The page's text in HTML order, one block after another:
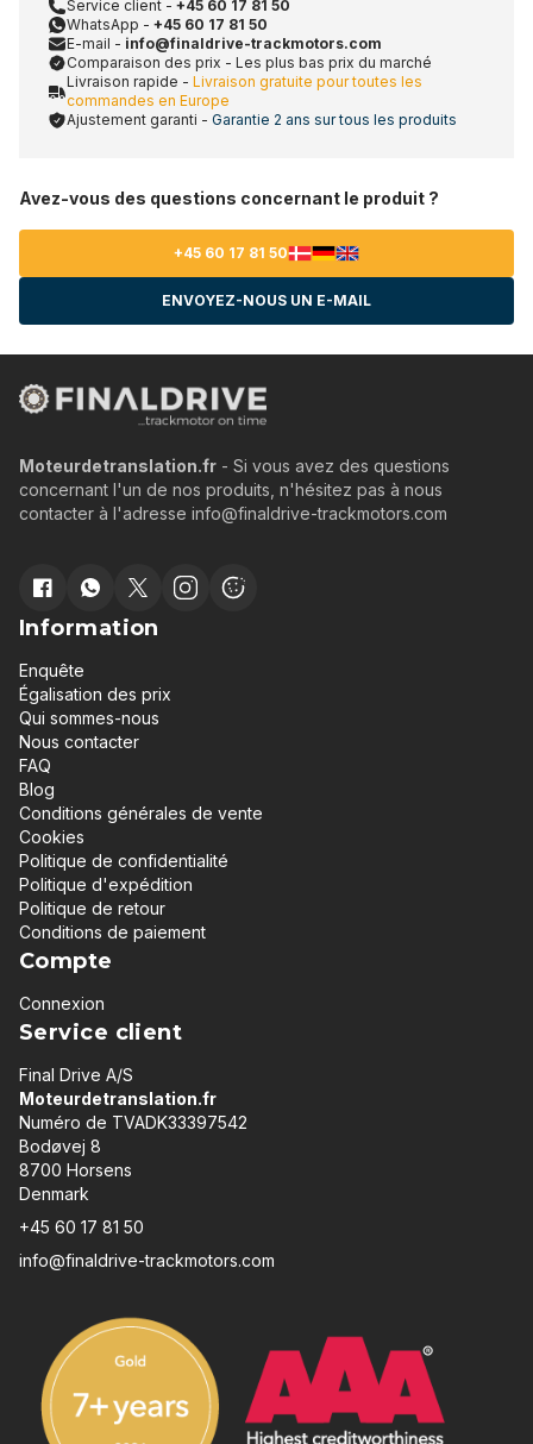
Service client - +45 60 17 81 50
WhatsApp - +45 60 17 81 50
E-mail - info@finaldrive-trackmotors.com
Comparaison des prix - Les plus bas prix du marché
Livraison rapide - Livraison gratuite pour toutes les
commandes en Europe
Ajustement garanti - Garantie 2 ans sur tous les produits
Avez-vous des questions concernant le produit ?
+45 60 17 81 50
ENVOYEZ-NOUS UN E-MAIL
Moteurdetranslation.fr - Si vous avez des questions
concernant l'un de nos produits, n'hésitez pas à nous
contacter à l'adresse info@finaldrive-trackmotors.com
Information
Enquête
Égalisation des prix
Qui sommes-nous
Nous contacter
FAQ
Blog
Conditions générales de vente
Cookies
Politique de confidentialité
Politique d'expédition
Politique de retour
Conditions de paiement
Compte
Connexion
Service client
Final Drive A/S
Moteurdetranslation.fr
Numéro de TVADK33397542
Bodøvej 8
8700 Horsens
Denmark
+45 60 17 81 50
info@finaldrive-trackmotors.com